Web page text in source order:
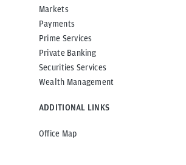
Markets
Payments
Prime Services
Private Banking
Securities Services
Wealth Management
ADDITIONAL LINKS
Office Map